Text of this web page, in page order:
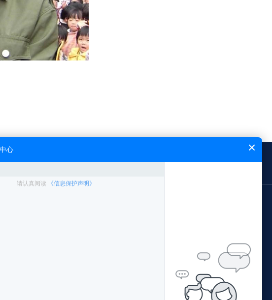
新闻中心 能飞简介 网站地图
阳江市公安局森林公安
青海省地理国情监测院
广西柳州执法局